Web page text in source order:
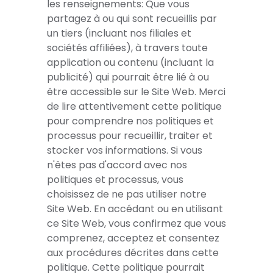
les renseignements: Que vous
partagez à ou qui sont recueillis par
un tiers (incluant nos filiales et
sociétés affiliées), à travers toute
application ou contenu (incluant la
publicité) qui pourrait être lié à ou
être accessible sur le Site Web. Merci
de lire attentivement cette politique
pour comprendre nos politiques et
processus pour recueillir, traiter et
stocker vos informations. Si vous
n'êtes pas d'accord avec nos
politiques et processus, vous
choisissez de ne pas utiliser notre
Site Web. En accédant ou en utilisant
ce Site Web, vous confirmez que vous
comprenez, acceptez et consentez
aux procédures décrites dans cette
politique. Cette politique pourrait